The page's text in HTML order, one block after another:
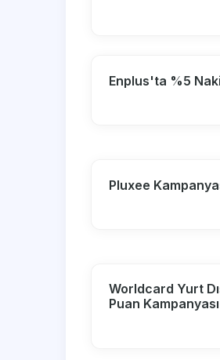
Enplus'ta %5
Pluxee
Worldcard Yurt
Puan Kampanyası